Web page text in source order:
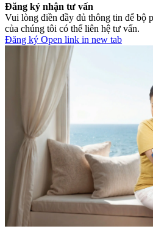
Đăng ký nhận tư vấn
Vui lòng điền đầy đủ thông tin để bộ
của chúng tôi có thể liên hệ tư vấn.
Đăng ký Open link in new tab